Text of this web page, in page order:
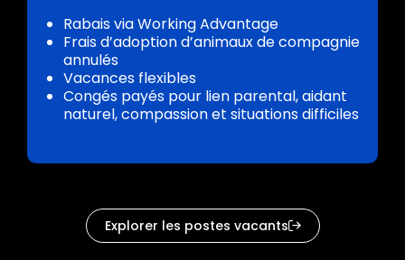
Rabais via Working Advantage
Frais d’adoption d’animaux de compagnie
annulés
Vacances flexibles
Congés payés pour lien parental, aidant
naturel, compassion et situations difficiles
Explorer les postes vacants